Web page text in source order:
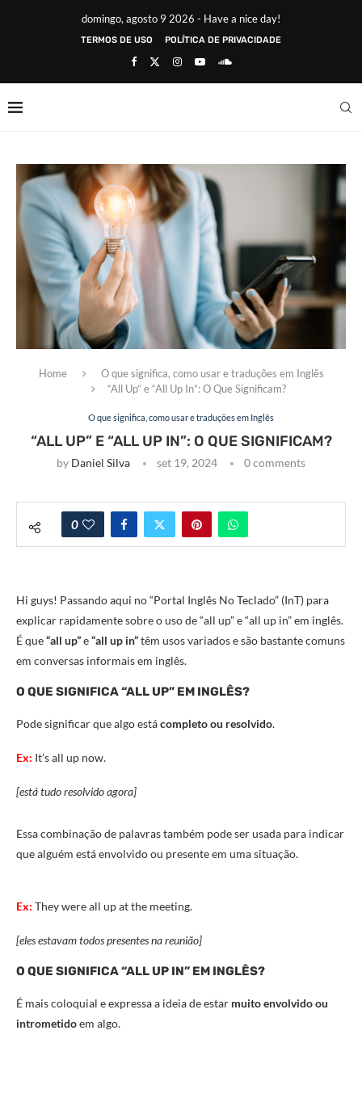
domingo, agosto 9 2026 - Have a nice day!
TERMOS DE USO POLÍTICA DE PRIVACIDADE
Home
O que significa, como usar e traduções em Inglês
“All Up” e “All Up In”: O Que Significam?
O que significa, como usar e traduções em Inglês
“ALL UP” E “ALL UP IN”: O QUE SIGNIFICAM?
by Daniel Silva set 19, 2024 0 comments
0
Hi guys! Passando aqui no “Portal Inglês No Teclado” (InT) para
explicar rapidamente sobre o uso de “all up” e “all up in” em inglês.
É que“all up”e“all up in”têm usos variados e são bastante comuns
em conversas informais em inglês.
O QUE SIGNIFICA “ALL UP” EM INGLÊS?
Pode significar que algo estácompleto ou resolvido.
Ex: It’s all up now.
[está tudo resolvido agora]
Essa combinação de palavras também pode ser usada para indicar
que alguém está envolvido ou presente em uma situação.
Ex: They were all up at the meeting.
[eles estavam todos presentes na reunião]
O QUE SIGNIFICA “ALL UP IN” EM INGLÊS?
É mais coloquial e expressa a ideia de estar muito envolvido ou
intrometidoem algo.